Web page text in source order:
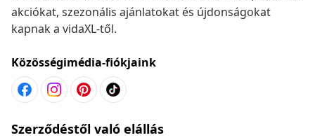
akciókat, szezonális ajánlatokat és újdonságokat
kapnak a vidaXL-től.
Közösségimédia-fiókjaink
Szerződéstől való elállás